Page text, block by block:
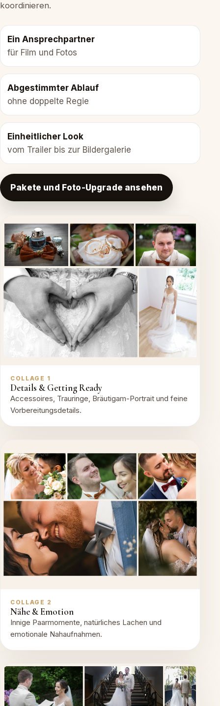
koordinieren.
Ein Ansprechpartner
für Film und Fotos
Abgestimmter Ablauf
ohne doppelte Regie
Einheitlicher Look
vom Trailer bis zur Bildergalerie
Pakete und Foto-Upgrade ansehen
COLLAGE 1
Details & Getting Ready
Accessoires, Trauringe, Bräutigam-Portrait und feine
Vorbereitungsdetails.
COLLAGE 2
Nähe & Emotion
Innige Paarmomente, natürliches Lachen und
emotionale Nahaufnahmen.